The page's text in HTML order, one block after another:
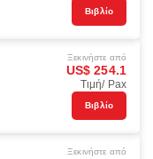
Βιβλίο
Ξεκινήστε από
US$ 254.1
Τιμή/ Pax
Βιβλίο
Ξεκινήστε από